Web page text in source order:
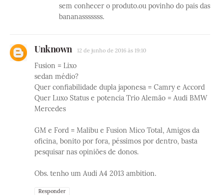
sem conhecer o produto.ou povinho do pais das
bananasssssss.
Unknown 12 de junho de 2016 às 19:10
Fusion = Lixo
sedan médio?
Quer confiabilidade dupla japonesa = Camry e Accord
Quer Luxo Status e potencia Trio Alemão = Audi BMW
Mercedes
GM e Ford = Malibu e Fusion Mico Total, Amigos da
oficina, bonito por fora, péssimos por dentro, basta
pesquisar nas opiniões de donos.
Obs. tenho um Audi A4 2013 ambition.
Responder